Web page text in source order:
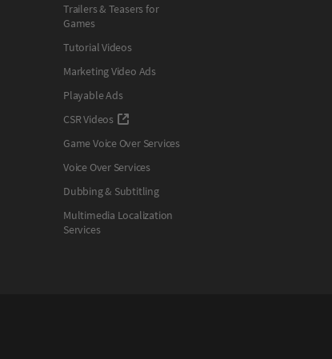
Trailers & Teasers for
Games
Tutorial Videos
Marketing Video Ads
Playable Ads
CSR Videos
Game Voice Over Services
Voice Over Services
Dubbing & Subtitling
Multimedia Localization
Services